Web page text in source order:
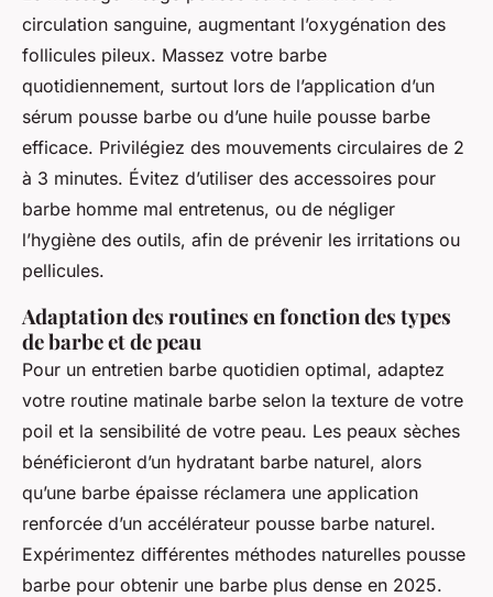
circulation sanguine, augmentant l’oxygénation des
follicules pileux. Massez votre barbe
quotidiennement, surtout lors de l’application d’un
sérum pousse barbe ou d’une huile pousse barbe
efficace. Privilégiez des mouvements circulaires de 2
à 3 minutes. Évitez d’utiliser des accessoires pour
barbe homme mal entretenus, ou de négliger
l’hygiène des outils, afin de prévenir les irritations ou
pellicules.
Adaptation des routines en fonction des types
de barbe et de peau
Pour un entretien barbe quotidien optimal, adaptez
votre routine matinale barbe selon la texture de votre
poil et la sensibilité de votre peau. Les peaux sèches
bénéficieront d’un hydratant barbe naturel, alors
qu’une barbe épaisse réclamera une application
renforcée d’un accélérateur pousse barbe naturel.
Expérimentez différentes méthodes naturelles pousse
barbe pour obtenir une barbe plus dense en 2025.